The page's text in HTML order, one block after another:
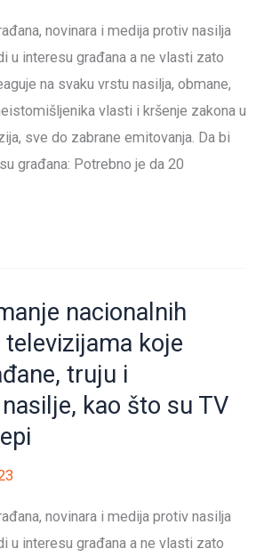
novinara i medija protiv nasilja
u interesu građana a ne vlasti zato
na svaku vrstu nasilja, obmane,
vlasti i kršenje zakona u
sve do zabrane emitovanja. Da bi
građana: Potrebno je da 20
nacionalnih
koje
truju i
kao što su TV
novinara i medija protiv nasilja
u interesu građana a ne vlasti zato